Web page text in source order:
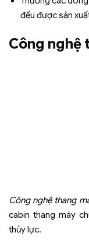
đều được sản
Công nghệ
Công nghệ thang
cabin thang máy
thủy lực.